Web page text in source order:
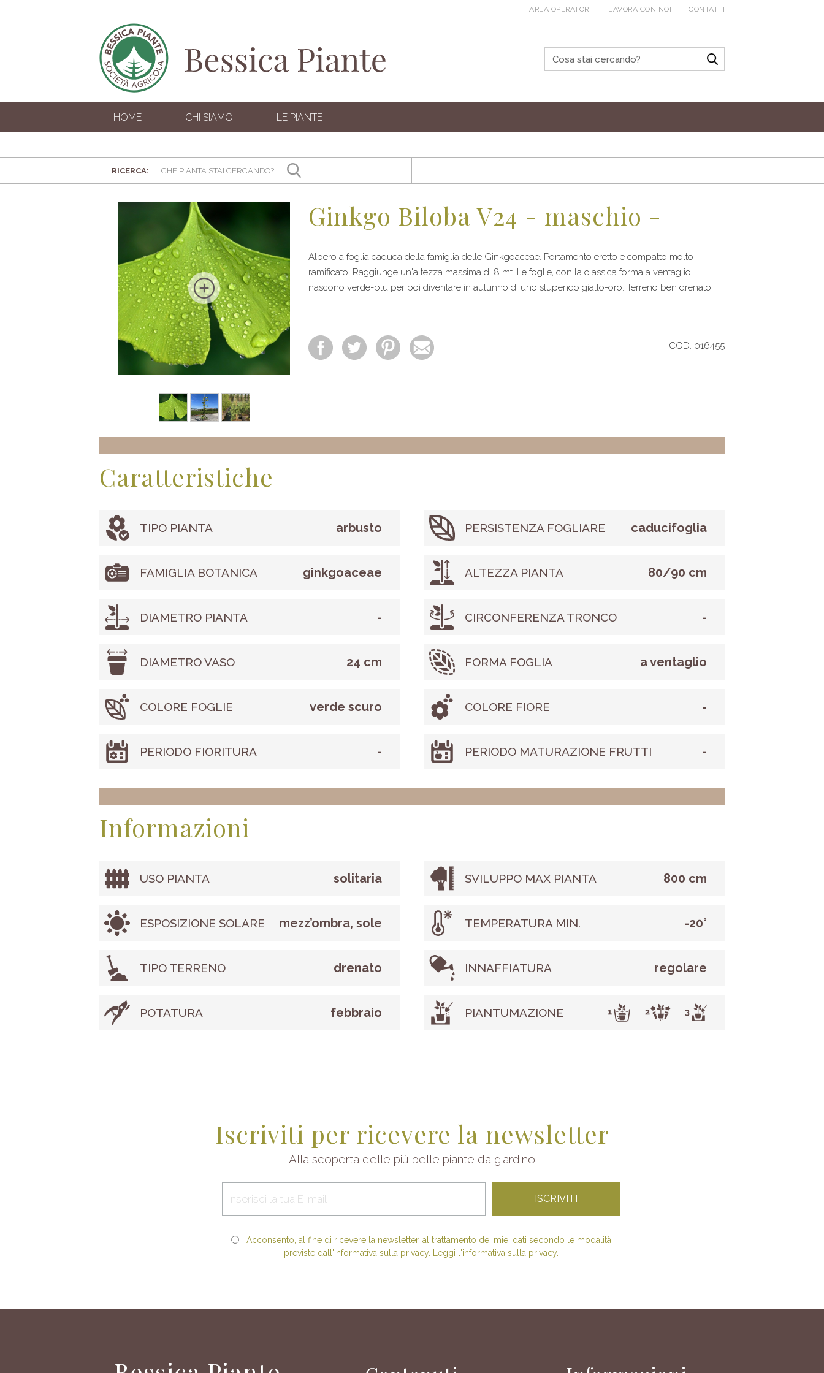
AREA OPERATORI LAVORA CON NOI CONTATTI
HOME CHI SIAMO LE PIANTE
RICERCA:
Ginkgo Biloba V24 - maschio -
Albero a foglia caduca della famiglia delle Ginkgoaceae. Portamento eretto e compatto molto
ramificato. Raggiunge un'altezza massima di 8 mt. Le foglie, con la classica forma a ventaglio,
nascono verde-blu per poi diventare in autunno di uno stupendo giallo-oro. Terreno ben drenato.
COD. 016455
Caratteristiche
TIPO PIANTA arbusto PERSISTENZA FOGLIARE caducifoglia
FAMIGLIA BOTANICA ginkgoaceae ALTEZZA PIANTA 80/90 cm
DIAMETRO PIANTA - CIRCONFERENZA TRONCO -
DIAMETRO VASO 24 cm FORMA FOGLIA a ventaglio
COLORE FOGLIE verde scuro COLORE FIORE -
PERIODO FIORITURA - PERIODO MATURAZIONE FRUTTI -
Informazioni
USO PIANTA solitaria SVILUPPO MAX PIANTA 800 cm
ESPOSIZIONE SOLARE mezz’ombra, sole TEMPERATURA MIN. -20°
TIPO TERRENO drenato INNAFFIATURA regolare
POTATURA febbraio PIANTUMAZIONE
Iscriviti per ricevere la newsletter
Alla scoperta delle più belle piante da giardino
Acconsento, al fine di ricevere la newsletter, al trattamento dei miei dati secondo le modalità
previste dall'informativa sulla privacy. Leggi l'informativa sulla privacy.